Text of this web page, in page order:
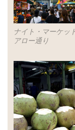
ナイト・マーケッ
アロー通り